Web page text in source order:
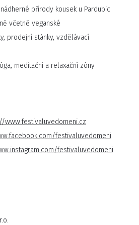
M.D, FACP
přírody kousek u Pardubic
včetně veganské
prodejní stánky, vzdělávací
meditační a relaxační zóny
www.festivaluvedomeni.cz
festivaluvedomeni
festivaluvedomeni